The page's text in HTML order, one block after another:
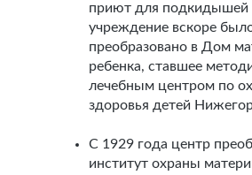
приют для подкидышей
учреждение вскоре
преобразовано в Дом
ребенка, ставшее
лечебным центром по
здоровья детей
С 1929 года центр
институт охраны